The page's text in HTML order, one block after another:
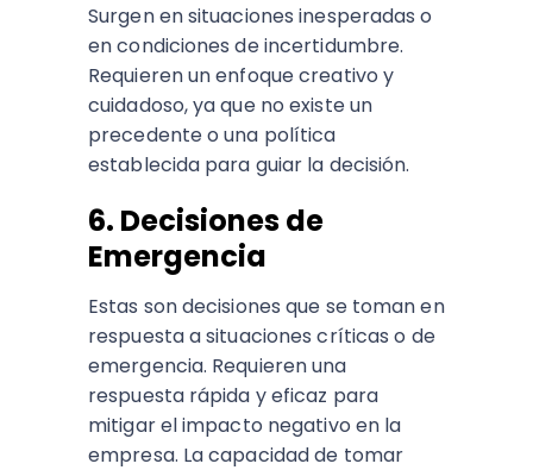
Surgen en situaciones inesperadas o
en condiciones de incertidumbre.
Requieren un enfoque creativo y
cuidadoso, ya que no existe un
precedente o una política
establecida para guiar la decisión.
6. Decisiones de
Emergencia
Estas son decisiones que se toman en
respuesta a situaciones críticas o de
emergencia. Requieren una
respuesta rápida y eficaz para
mitigar el impacto negativo en la
empresa. La capacidad de tomar